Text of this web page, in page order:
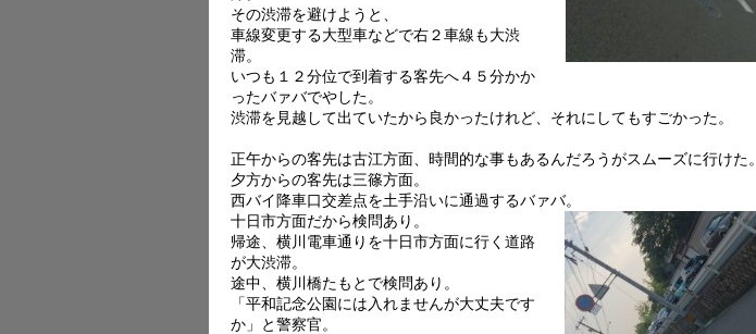
その渋滞を避けようと、
車線変更する大型車などで右２車線も大渋
滞。
いつも１２分位で到着する客先へ４５分かか
ったバァバでやした。
渋滞を見越して出ていたから良かったけれど、それにしてもすごかった。
正午からの客先は古江方面、時間的な事もあるんだろうがスムーズに行けた。
夕方からの客先は三篠方面。
西バイ降車口交差点を土手沿いに通過するバァバ。
十日市方面だから検問あり。
帰途、横川電車通りを十日市方面に行く道路
が大渋滞。
途中、横川橋たもとで検問あり。
「平和記念公園には入れませんが大丈夫です
か」と警察官。